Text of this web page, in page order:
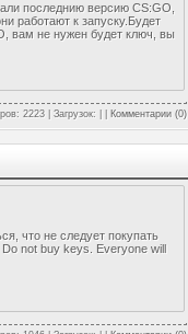
последнию версию CS:GO,
работают к запуску.Будет
вам не нужен будет ключ, вы
2223 | Загрузок: | | Комментарии (0)
что не следует покупать
not buy keys. Everyone will